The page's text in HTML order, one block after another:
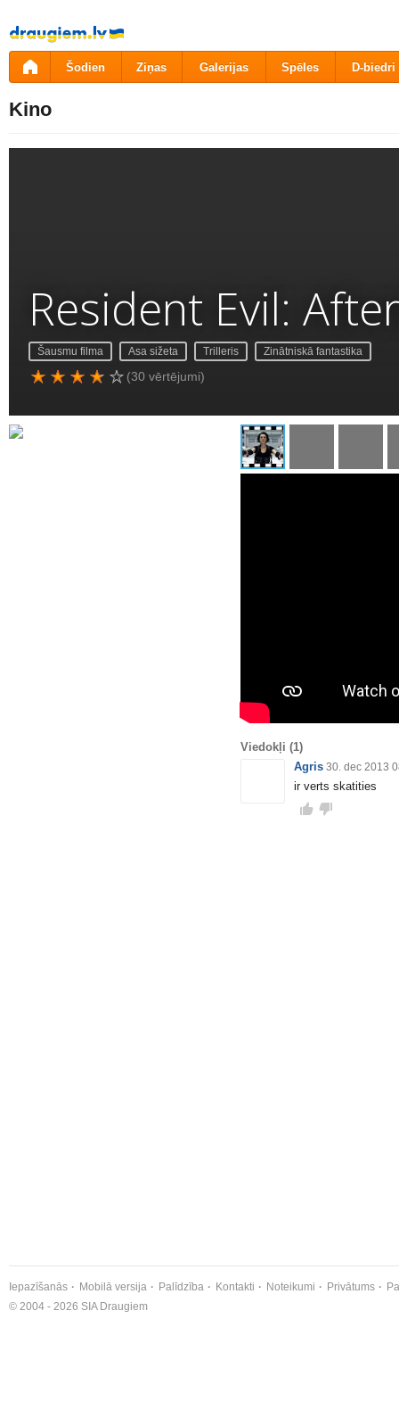
Pāriet
uz
saturu
Šodien Ziņas Galerijas Spēles D-biedri
Kino
Resident Evil:
Šausmu filma Asa sižeta Trilleris Zinātniskā fantastika
(30 vērtējumi)
Viedokļi (1)
Agris 30. dec 2013
ir verts skatities
Iepazīšanās Mobilā versija Palīdzība Kontakti Noteikumi Privātums
© 2004 - 2026 SIA Draugiem